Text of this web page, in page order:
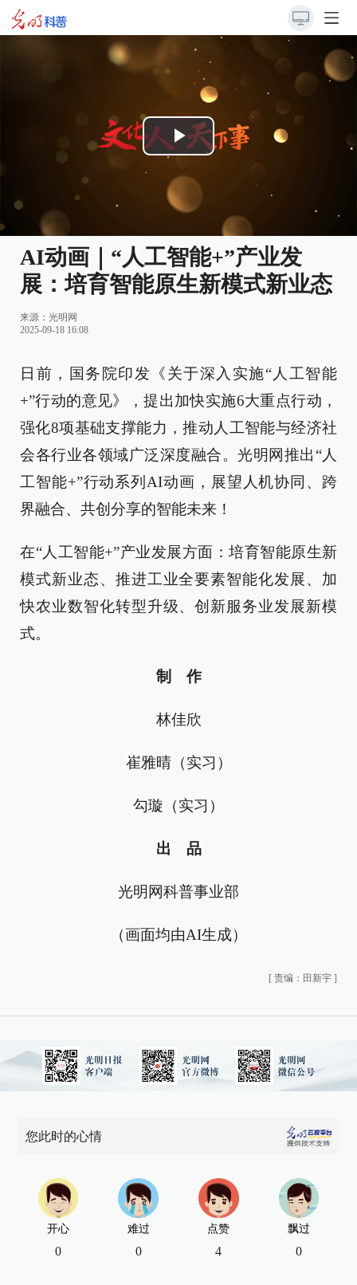
Play
Video
AI动画｜“人工智能+”产业发
展：培育智能原生新模式新业态
来源：光明网
2025-09-18 16:08
日前，国务院印发《关于深入实施“人工智能
+”行动的意见》，提出加快实施6大重点行动，
强化8项基础支撑能力，推动人工智能与经济社
会各行业各领域广泛深度融合。光明网推出“人
工智能+”行动系列AI动画，展望人机协同、跨
界融合、共创分享的智能未来！
在“人工智能+”产业发展方面：培育智能原生新
模式新业态、推进工业全要素智能化发展、加
快农业数智化转型升级、创新服务业发展新模
式。
制 作
林佳欣
崔雅晴（实习）
勾璇（实习）
出 品
光明网科普事业部
（画面均由AI生成）
[ 责编：田新宇 ]
您此时的心情
开心
0
难过
0
点赞
4
飘过
0